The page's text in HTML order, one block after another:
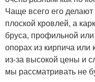
Чаще всего его
плоской кровлей, а
бруса, профильной
опорах из кирпича или
из-за высокой цены и
мы рассматривать не